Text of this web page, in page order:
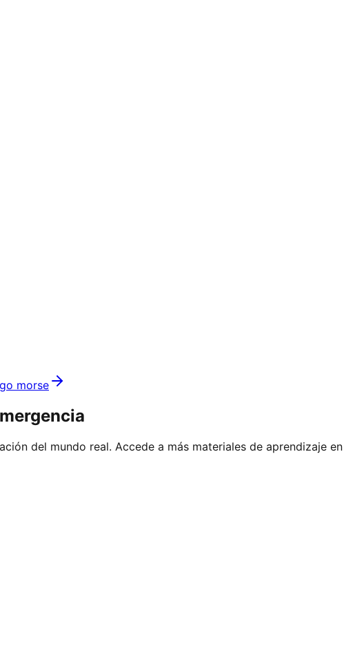
morse
del mundo real. Accede a más materiales de aprendizaje en